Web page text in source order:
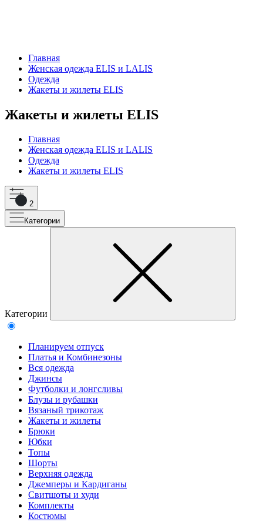
Главная
Женская одежда ELIS и LALIS
Одежда
Жакеты и жилеты ELIS
Жакеты и жилеты ELIS
Главная
Женская одежда ELIS и LALIS
Одежда
Жакеты и жилеты ELIS
2
Категории
Категории
Планируем отпуск
Платья и Комбинезоны
Вся одежда
Джинсы
Футболки и лонгсливы
Блузы и рубашки
Вязаный трикотаж
Жакеты и жилеты
Брюки
Юбки
Топы
Шорты
Верхняя одежда
Джемперы и Кардиганы
Свитшоты и худи
Комплекты
Костюмы